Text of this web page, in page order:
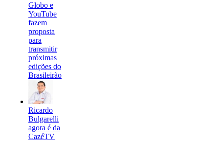
Globo e
YouTube
fazem
proposta
para
transmitir
próximas
edições do
Brasileirão
Ricardo
Bulgarelli
agora é da
CazéTV